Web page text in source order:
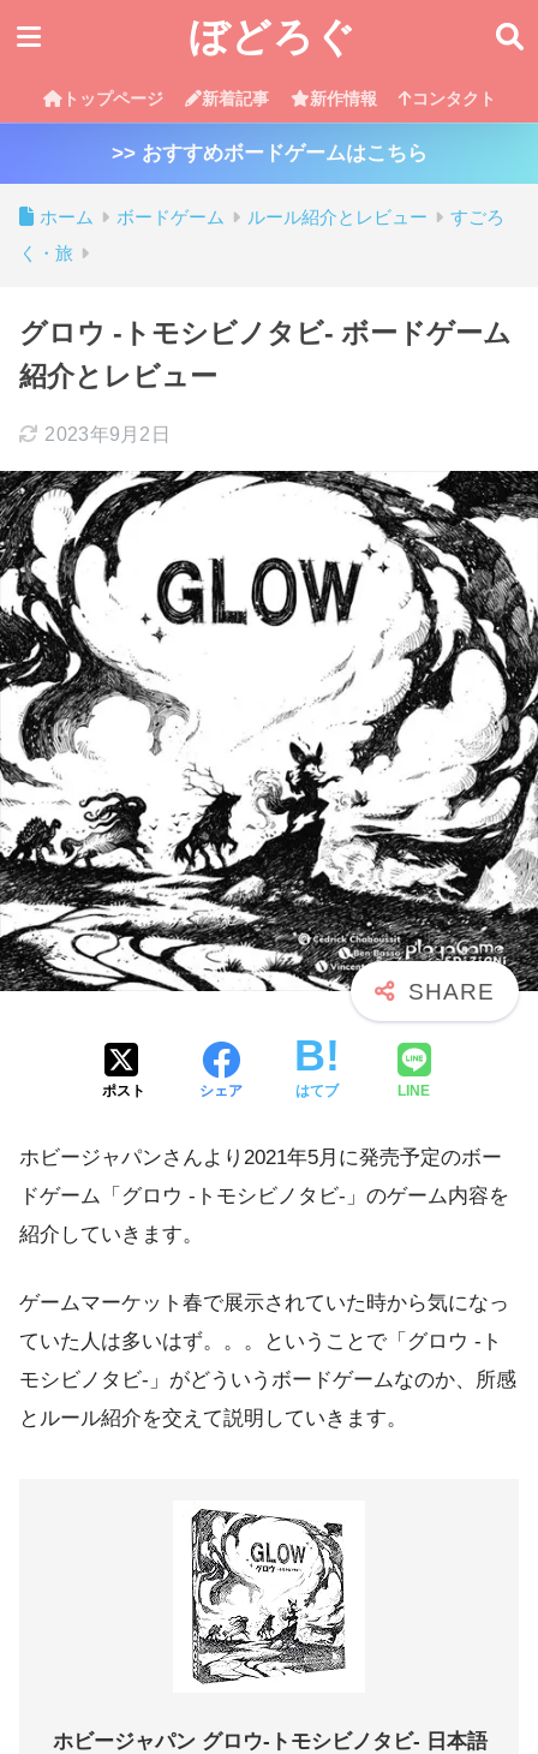
ぼどろぐ
トップページ 新着記事 新作情報 コンタクト
>> おすすめボードゲームはこちら
ホーム ボードゲーム ルール紹介とレビュー
すごろ
く・旅
グロウ -トモシビノタビ- ボードゲーム
紹介とレビュー
2023年9月2日
ポスト シェア はてブ LINE
ホビージャパンさんより2021年5月に発売予定のボー
ドゲーム「グロウ -トモシビノタビ-」のゲーム内容を
紹介していきます。
ゲームマーケット春で展示されていた時から気になっ
ていた人は多いはず。。。ということで「グロウ -ト
モシビノタビ-」がどういうボードゲームなのか、所感
とルール紹介を交えて説明していきます。
ホビージャパン グロウ-トモシビノタビ- 日本語